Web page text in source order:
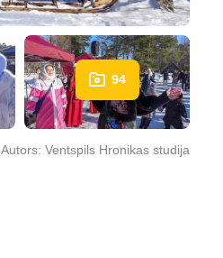
94
Autors: Ventspils Hronikas studija